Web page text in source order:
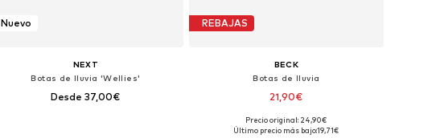
Nuevo
NEXT
Botas de lluvia 'Wellies'
Desde 37,00€
REBAJAS
BECK
Botas de lluvia
21,90€
+6
Disponible en muchas tallas
Precio original: 24,90€
Último precio más bajo:19,71€